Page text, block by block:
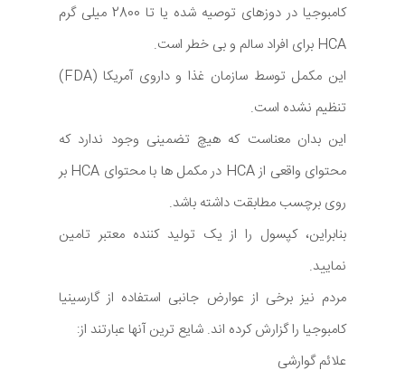
کامبوجیا در دوزهای توصیه شده یا تا 2800 میلی گرم
HCA برای افراد سالم و بی خطر است.
این مکمل توسط سازمان غذا و داروی آمریکا (FDA)
تنظیم نشده است.
این بدان معناست که هیچ تضمینی وجود ندارد که
محتوای واقعی از HCA در مکمل ها با محتوای HCA بر
روی برچسب مطابقت داشته باشد.
بنابراین، کپسول را از یک تولید کننده معتبر تامین
نمایید.
مردم نیز برخی از عوارض جانبی استفاده از گارسینیا
کامبوجیا را گزارش کرده اند. شایع ترین آنها عبارتند از:
علائم گوارشی